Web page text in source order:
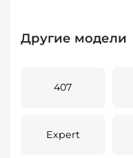
Другие модели
407
Expert